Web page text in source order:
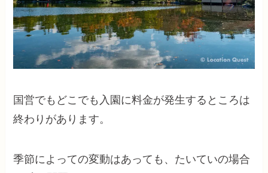
国営でもどこでも入園に料金が発生するところは
終わりがあります。
季節によっての変動はあっても、たいていの場合